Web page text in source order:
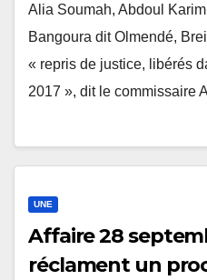
Alia Soumah, Abdoul
Bangoura dit Olmendé,
« repris de justice, libérés
2017 », dit le commissaire
UNE
Affaire 28
réclament un